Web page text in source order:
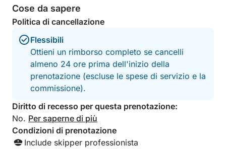
anticipo. Chiaramente consigliato!
Molto più divertente e molto più
personalizzato rispetto a un tour
guidato (più breve) allo stesso prezzo.
Cose da sapere
Politica di cancellazione
Flessibili
Ottieni un rimborso completo se cancelli
almeno 24 ore prima dell'inizio della
prenotazione (escluse le spese di servizio e la
commissione).
Diritto di recesso per questa prenotazione:
No. Per saperne di più
Condizioni di prenotazione
Include skipper professionista